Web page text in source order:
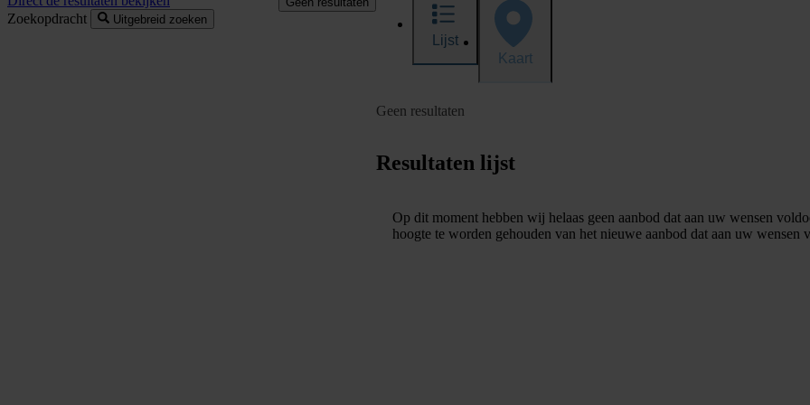
Zoekopdracht
Uitgebreid zoeken
Lijst
Kaart
Geen resultaten
Resultaten lijst
Op dit moment hebben wij helaas geen aanbod dat aan uw wensen
hoogte te worden gehouden van het nieuwe aanbod dat aan uw wensen